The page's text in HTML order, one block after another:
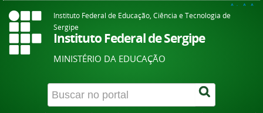
A+ A A-
Instituto Federal de Educação, Ciência e Tecnologia de
Sergipe
Instituto Federal de Sergipe
MINISTÉRIO DA EDUCAÇÃO